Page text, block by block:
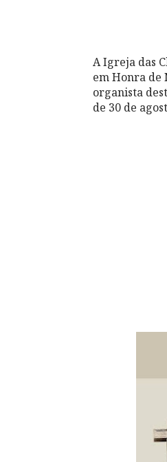
A Igreja das
em Honra de
organista
de 30 de